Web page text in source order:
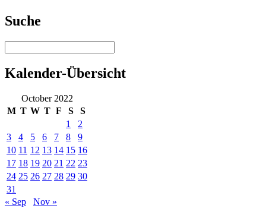
Suche
Kalender-Übersicht
October 2022
M T W T F S
S
1
2
3
4 5 6 7 8
9
10 11 12 13 14 15 16
17 18 19 20 21 22 23
24 25 26 27 28 29 30
31
« Sep
Nov »